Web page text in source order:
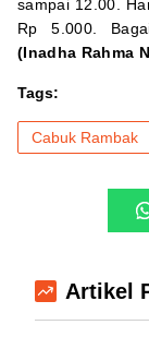
sampai 12.00.
Rp 5.000.
(Inadha Rahma
Tags:
Cabuk Rambak
Artikel